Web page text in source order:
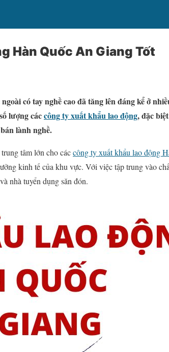
Hàn Quốc An Giang Tốt
có tay nghề cao đã tăng lên đáng kể ở
lượng cáccông ty xuất khẩu lao động, đặc
lành nghề.
tâm lớn cho cáccông ty xuất khẩu lao động
kinh tế của khu vực. Với việc tập trung vào
nhà tuyển dụng săn đón.